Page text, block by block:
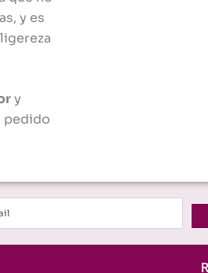
y es
y
pedido